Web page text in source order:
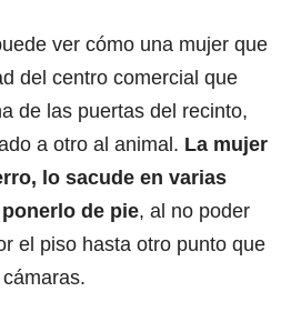
ver cómo una mujer que
del centro comercial que
de las puertas del recinto,
a otro al animal. La mujer
lo sacude en varias
de pie, al no poder
el piso hasta otro punto que